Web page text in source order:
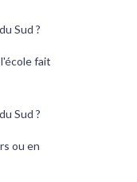
Sud ?
fait
Sud ?
ou en